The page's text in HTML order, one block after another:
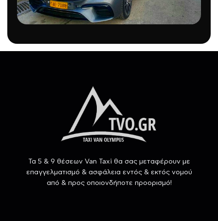
Τα 5 & 9 θέσεων Van Taxi θα σας μεταφέρουν με
επαγγελματισμό & ασφάλεια εντός & εκτός νομού
από & προς οποιονδήποτε προορισμό!